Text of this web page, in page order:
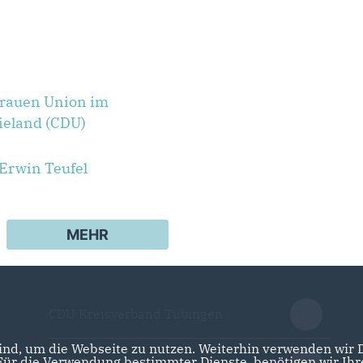
Union im
(CDU)
Teufel
MEHR
um die Webseite zu nutzen. Weiterhin verwenden